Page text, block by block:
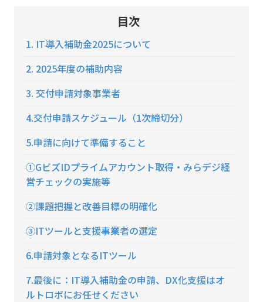
目次
1. IT導入補助金2025について
2. 2025年度の補助内容
3. 交付申請対象事業者
4.交付申請スケジュール（1次締切分）
5.申請に向けて準備すること
①GビズIDプライムアカウント取得・みらデジ経
営チェックの実施等
②課題把握と改善目標の明確化
③ITツールと支援事業者の選定
6.申請対象となるITツール
7.最後に：IT導入補助金の申請、DX化支援はオ
ルトロボにお任せください